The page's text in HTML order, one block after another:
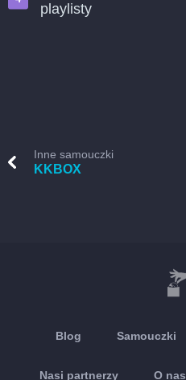
playlisty
Inne samouczki
KKBOX
Blog Samouczki
Nasi partnerzy O nas